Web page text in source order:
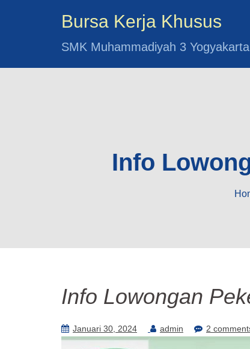
Bursa Kerja Khusus
SMK Muhammadiyah 3 Yogyakarta
Info
Info Lowongan
Januari 30, 2024 admin 2